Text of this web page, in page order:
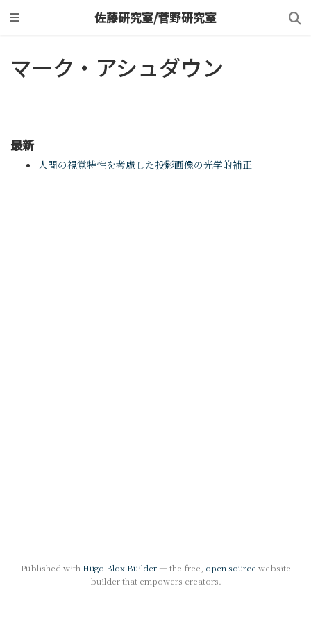
佐藤研究室/菅野研究室
マーク・アシュダウン
最新
人間の視覚特性を考慮した投影画像の光学的補正
Published with Hugo Blox Builder— the free, open source website
builder that empowers creators.